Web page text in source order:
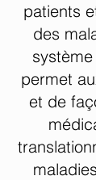
patients
des
permet
et de